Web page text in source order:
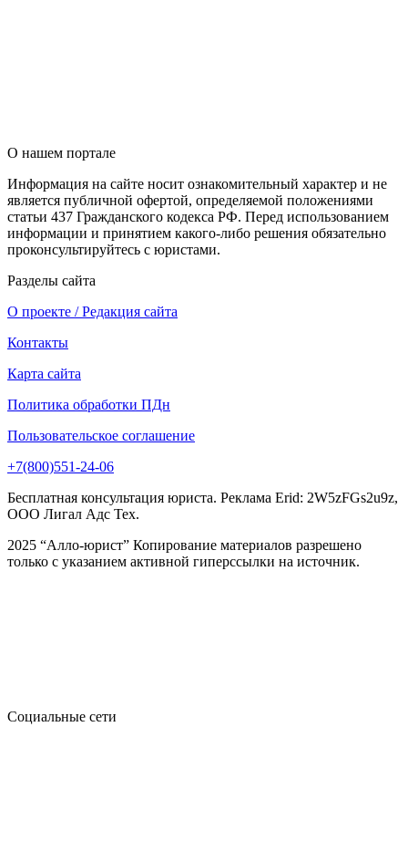
О нашем портале
Информация на сайте носит ознакомительный характер и не
является публичной офертой, определяемой положениями
статьи 437 Гражданского кодекса РФ. Перед использованием
информации и принятием какого-либо решения обязательно
проконсультируйтесь с юристами.
Разделы сайта
О проекте / Редакция сайта
Контакты
Карта сайта
Политика обработки ПДн
Пользовательское соглашение
+7(800)551-24-06
Бесплатная консультация юриста. Реклама Erid: 2W5zFGs2u9z,
ООО Лигал Адс Тех.
2025 “Алло-юрист” Копирование материалов разрешено
только с указанием активной гиперссылки на источник.
Социальные сети